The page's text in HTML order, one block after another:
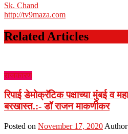
Sk. Chand
http://tv9maza.com
Related Articles
राजकारण
रिपाई डेमोक्रॅटिक पक्षाच्या मुंबई व
बरखास्त.:- डॉ राजन माकणीकर
Posted on November 17, 2020 Author